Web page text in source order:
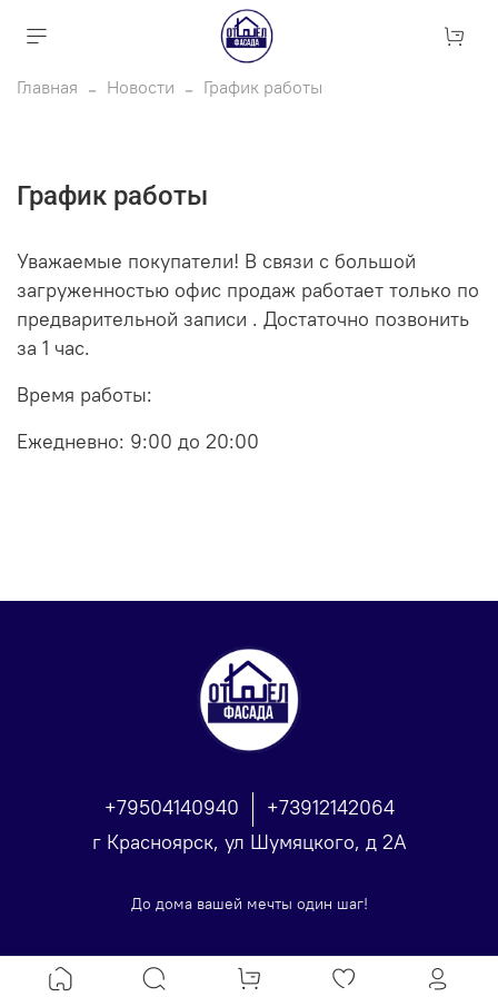
Главная Новости График работы
График работы
Уважаемые покупатели! В связи с большой
загруженностью офис продаж работает только по
предварительной записи . Достаточно позвонить
за 1 час.
Время работы:
Ежедневно: 9:00 до 20:00
+79504140940
+73912142064
г Красноярск, ул Шумяцкого, д 2А
До дома вашей мечты один шаг!